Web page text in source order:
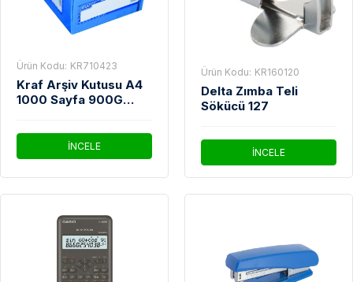
Ürün Kodu: KR710423
Kraf Arşiv Kutusu A4
1000 Sayfa 900G
İNCELE
Ürün Kodu: KR160120
Delta Zımba Teli
Sökücü 127
İNCELE